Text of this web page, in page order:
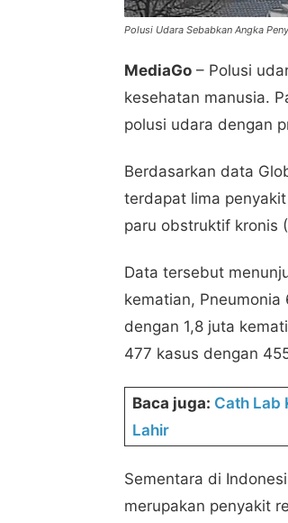
Polusi Udara Sebabkan Angka
MediaGo – Polusi
kesehatan manusia.
polusi udara dengan
Berdasarkan data
terdapat lima
paru obstruktif kronis
Data tersebut
kematian,
dengan 1,8 juta
477 kasus dengan
Baca juga: Cath Lab
Lahir
Sementara di
merupakan penyakit